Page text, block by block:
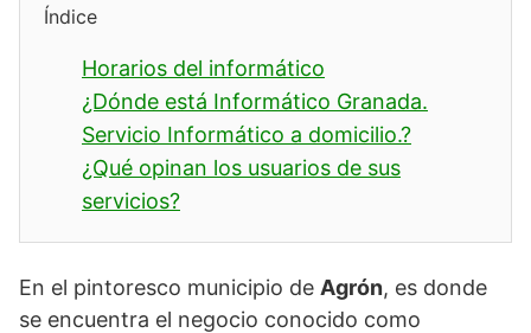
Índice
Horarios del informático
¿Dónde está Informático Granada.
Servicio Informático a domicilio.?
¿Qué opinan los usuarios de sus
servicios?
En el pintoresco municipio de Agrón, es donde
se encuentra el negocio conocido como